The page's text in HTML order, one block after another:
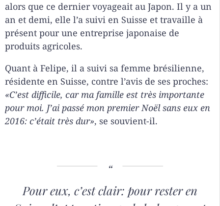
alors que ce dernier voyageait au Japon. Il y a un
an et demi, elle l’a suivi en Suisse et travaille à
présent pour une entreprise japonaise de
produits agricoles.
Quant à Felipe, il a suivi sa femme brésilienne,
résidente en Suisse, contre l’avis de ses proches:
«C’est difficile, car ma famille est très importante
pour moi. J’ai passé mon premier Noël sans eux en
2016: c’était très dur», se souvient-il.
Pour eux, c’est clair: pour rester en